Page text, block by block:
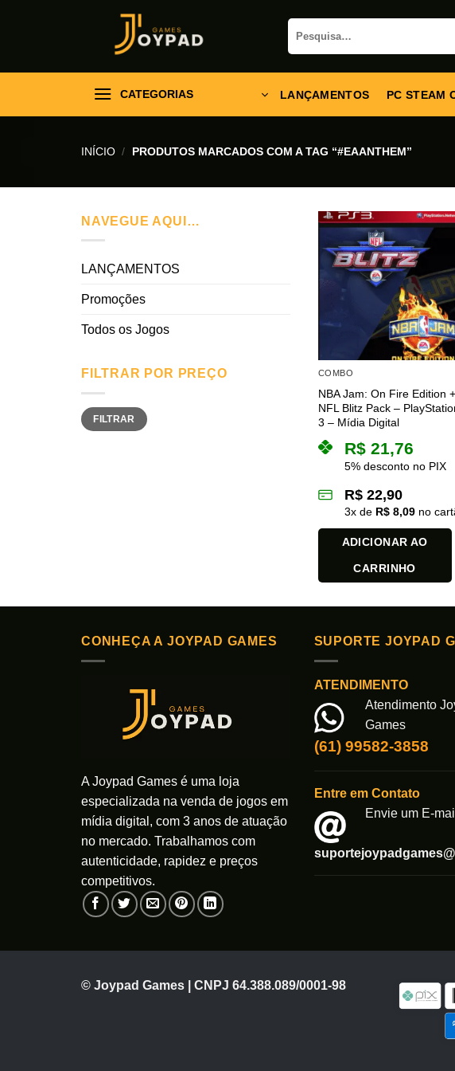
Pesquisar
por:
CATEGORIAS LANÇAMENTOS PC STEAM
INÍCIO / PRODUTOS MARCADOS COM A TAG “#EAANTHEM”
NAVEGUE AQUI…
LANÇAMENTOS
Promoções
Todos os Jogos
FILTRAR POR PREÇO
Preço
mínimo
Preço
máximo
FILTRAR
COMBO
NBA Jam: On Fire Edition +
NFL Blitz Pack –
3 – Mídia Digital
R$21,76
5% desconto no PIX
R$22,90
3x de R$8,09no
ADICIONAR AO
CARRINHO
CONHEÇA A JOYPAD GAMES
A Joypad Games é uma loja
especializada na venda de jogos em
mídia digital, com 3 anos de atuação
no mercado. Trabalhamos com
autenticidade, rapidez e preços
competitivos.
SUPORTE JOYPAD
ATENDIMENTO
Atendimento
Games
(61) 99582-3858
Entre em Contato
Envie um E-mail
© Joypad Games | CNPJ 64.388.089/0001-98